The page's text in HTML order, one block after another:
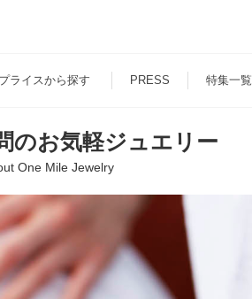
プライスから探す PRESS 特集一覧
のお気軽ジュエリー
One Mile Jewelry